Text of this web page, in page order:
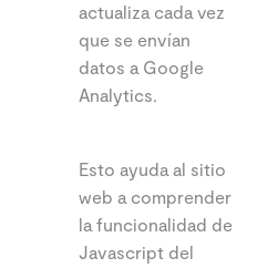
actualiza cada vez
que se envían
datos a Google
Analytics.
Esto ayuda al sitio
web a comprender
la funcionalidad de
Javascript del